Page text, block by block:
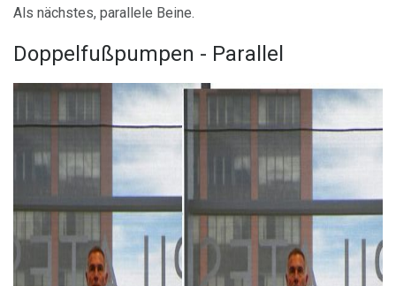
Als nächstes, parallele Beine.
Doppelfußpumpen - Parallel